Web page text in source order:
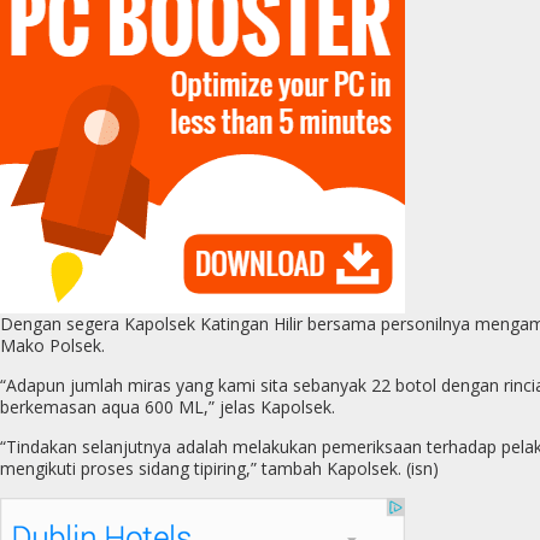
Dengan segera Kapolsek Katingan Hilir bersama personilnya
Mako Polsek.
“Adapun jumlah miras yang kami sita sebanyak 22 botol dengan
berkemasan aqua 600 ML,” jelas Kapolsek.
“Tindakan selanjutnya adalah melakukan pemeriksaan terhadap
mengikuti proses sidang tipiring,” tambah Kapolsek. (isn)